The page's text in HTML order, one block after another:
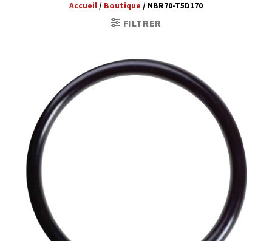
Accueil / Boutique / NBR70-T5D170
FILTRER